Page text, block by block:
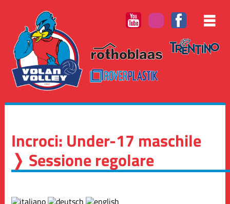
Incroci: Under-17 maschile
❭ Sessione regolare